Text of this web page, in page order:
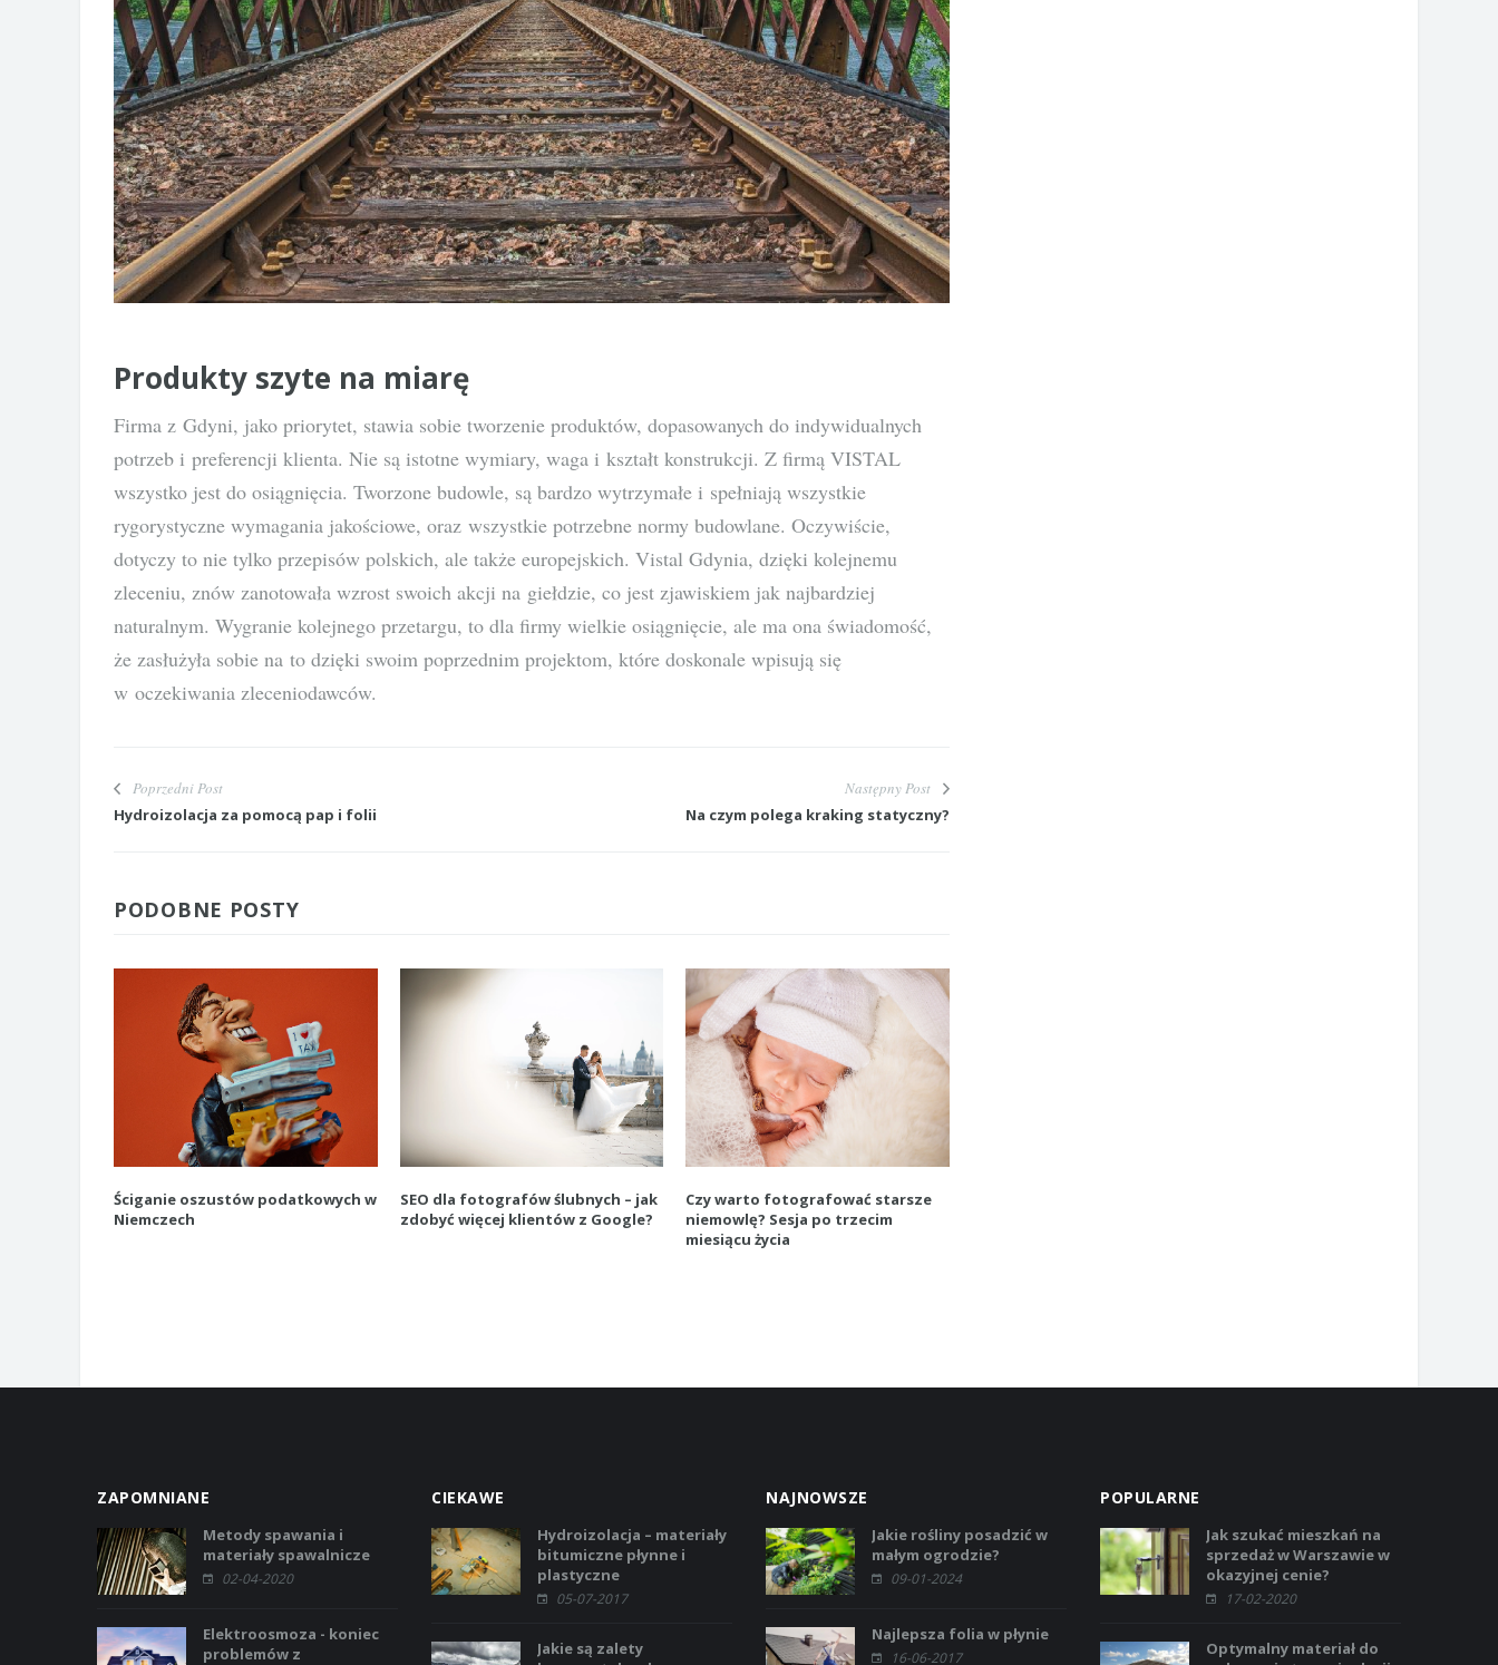
Produkty szyte na miarę
Firma z Gdyni, jako priorytet, stawia sobie tworzenie produktów, dopasowanych do indywidualnych
potrzeb i preferencji klienta. Nie są istotne wymiary, waga i kształt konstrukcji. Z firmą VISTAL
wszystko jest do osiągnięcia. Tworzone budowle, są bardzo wytrzymałe i spełniają wszystkie
rygorystyczne wymagania jakościowe, oraz wszystkie potrzebne normy budowlane. Oczywiście,
dotyczy to nie tylko przepisów polskich, ale także europejskich. Vistal Gdynia, dzięki kolejnemu
zleceniu, znów zanotowała wzrost swoich akcji na giełdzie, co jest zjawiskiem jak najbardziej
naturalnym. Wygranie kolejnego przetargu, to dla firmy wielkie osiągnięcie, ale ma ona świadomość,
że zasłużyła sobie na to dzięki swoim poprzednim projektom, które doskonale wpisują się
w oczekiwania zleceniodawców.
Poprzedni Post
Hydroizolacja za pomocą pap i folii
Następny Post
Na czym polega kraking statyczny?
PODOBNE POSTY
Ściganie oszustów podatkowych w
Niemczech
SEO dla fotografów ślubnych – jak
zdobyć więcej klientów z Google?
Czy warto fotografować starsze
niemowlę? Sesja po trzecim
miesiącu życia
ZAPOMNIANE
Metody spawania i
materiały spawalnicze
02-04-2020
Elektroosmoza - koniec
problemów z
CIEKAWE
Hydroizolacja – materiały
bitumiczne płynne i
plastyczne
05-07-2017
Jakie są zalety
NAJNOWSZE
Jakie rośliny posadzić w
małym ogrodzie?
09-01-2024
Najlepsza folia w płynie
16-06-2017
POPULARNE
Jak szukać mieszkań na
sprzedaż w Warszawie w
okazyjnej cenie?
17-02-2020
Optymalny materiał do